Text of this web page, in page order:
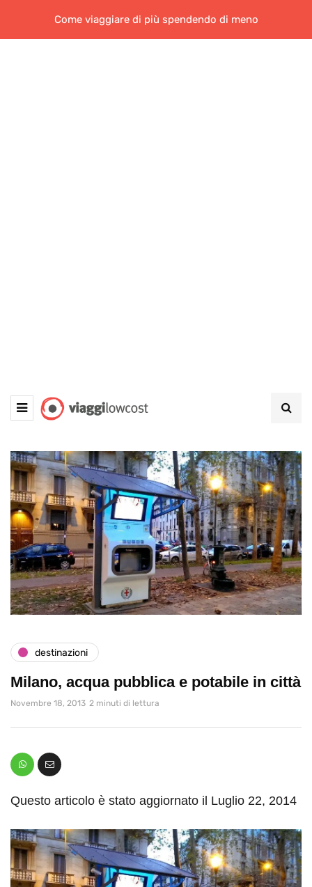
Come viaggiare di più spendendo di meno
destinazioni
Milano, acqua pubblica e potabile in città
Novembre 18, 2013 2 minuti di lettura
Questo articolo è stato aggiornato il Luglio 22, 2014